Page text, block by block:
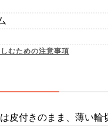
むための注意事項
皮付きのまま、薄い輪